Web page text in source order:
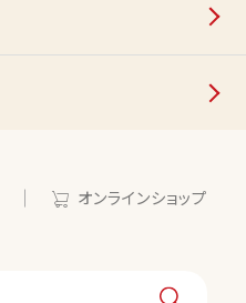
オンラインショップ